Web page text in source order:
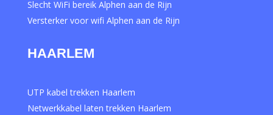
Slecht WiFi bereik Alphen aan de Rijn
Versterker voor wifi Alphen aan de Rijn
HAARLEM
UTP kabel trekken Haarlem
Netwerkkabel laten trekken Haarlem